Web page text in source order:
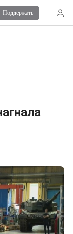
Поддержать